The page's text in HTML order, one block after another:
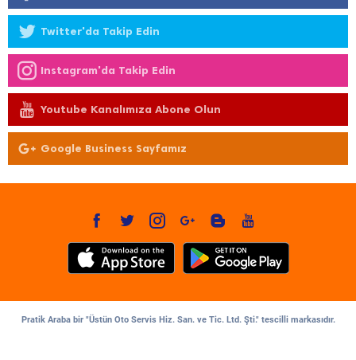
Twitter'da Takip Edin
Instagram'da Takip Edin
Youtube Kanalımıza Abone Olun
Google Business Sayfamız
Pratik Araba bir "Üstün Oto Servis Hiz. San. ve Tic. Ltd. Şti." tescilli markasıdır.